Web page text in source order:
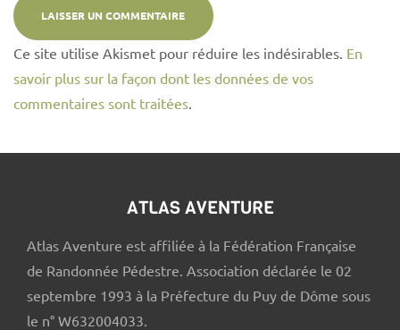
Ce site utilise Akismet pour réduire les indésirables. En
savoir plus sur la façon dont les données de vos
commentaires sont traitées
ATLAS AVENTURE
Atlas Aventure est affiliée à la Fédération Française
de Randonnée Pédestre. Association déclarée le 02
septembre 1993 à la Préfecture du Puy de Dôme sous
le n° W632004033.